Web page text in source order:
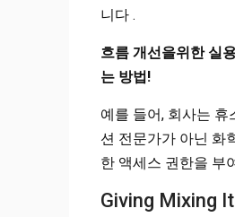
니다 .
흐름 개선을위한 실
는 방법!
예를 들어, 회사는
션 전문가가 아닌 화
한 액세스 권한을 부
Giving Mixing